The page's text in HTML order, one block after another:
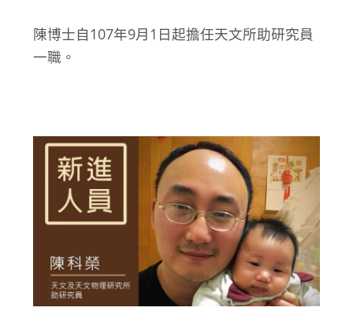
陳博士自107年9月1日起擔任天文所助研究員
一職。